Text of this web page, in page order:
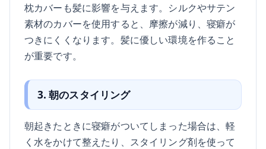
枕カバーも髪に影響を与えます。シルクやサテン
素材のカバーを使用すると、摩擦が減り、寝癖が
つきにくくなります。髪に優しい環境を作ること
が重要です。
3. 朝のスタイリング
朝起きたときに寝癖がついてしまった場合は、軽
く水をかけて整えたり、スタイリング剤を使って